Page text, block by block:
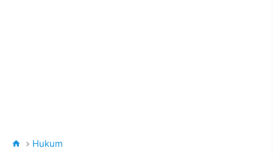
Hukum